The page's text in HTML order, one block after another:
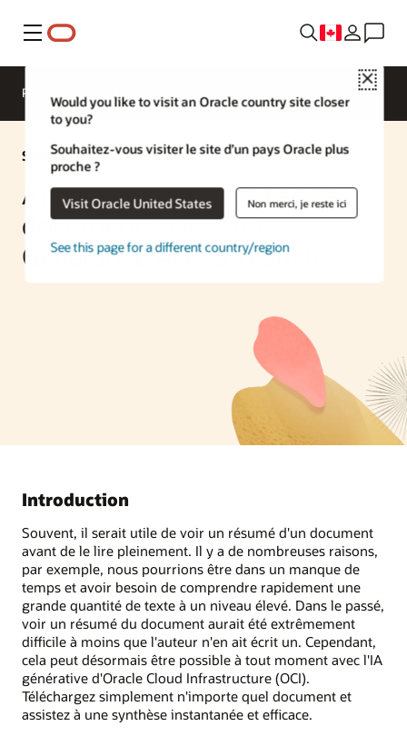
Menu
Close
Would you like to visit an Oracle country site closer
to you?
Souhaitez-vous visiter le site d’un pays Oracle plus
proche ?
Visit Oracle United States Non merci, je reste ici
See this page for a different country/region
Présentation
Solution IA
Application de synthèse de
documents avec OCI
Generative AI et Streamlit
Introduction
Souvent, il serait utile de voir un résumé d'un document
avant de le lire pleinement. Il y a de nombreuses raisons,
par exemple, nous pourrions être dans un manque de
temps et avoir besoin de comprendre rapidement une
grande quantité de texte à un niveau élevé. Dans le passé,
voir un résumé du document aurait été extrêmement
difficile à moins que l'auteur n'en ait écrit un. Cependant,
cela peut désormais être possible à tout moment avec l'IA
générative d'Oracle Cloud Infrastructure (OCI).
Téléchargez simplement n'importe quel document et
assistez à une synthèse instantanée et efficace.